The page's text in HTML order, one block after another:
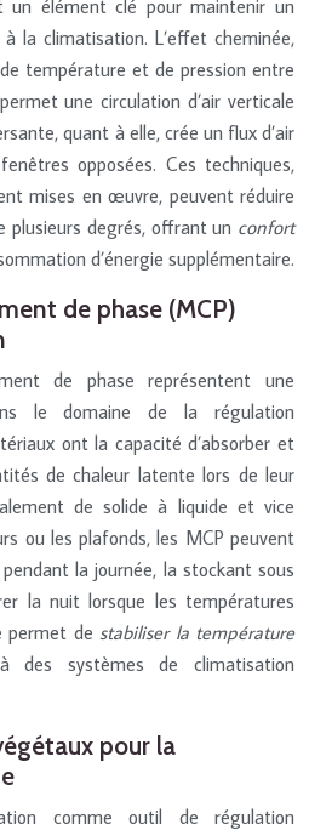
un élément clé pour maintenir un
la climatisation. L’effet cheminée,
température et de pression entre
une circulation d’air verticale
quant à elle, crée un flux d’air
opposées. Ces techniques,
mises en œuvre, peuvent réduire
plusieurs degrés, offrant un confort
d’énergie supplémentaire.
de phase (MCP)
de phase représentent une
le domaine de la régulation
ont la capacité d’absorber et
de chaleur latente lors de leur
de solide à liquide et vice
ou les plafonds, les MCP peuvent
la journée, la stockant sous
la nuit lorsque les températures
permet de stabiliser la température
des systèmes de climatisation
pour la
comme outil de régulation